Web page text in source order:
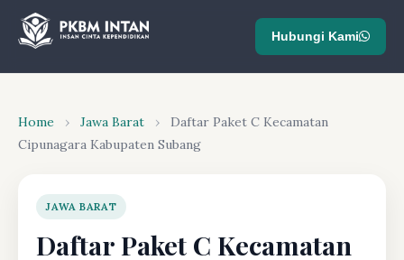
Hubungi Kami
Home › Jawa Barat ›
Daftar Paket C Kecamatan
Cipunagara Kabupaten Subang
JAWA BARAT
Daftar Paket C Kecamatan